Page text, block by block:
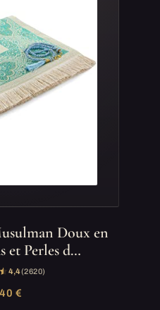
Doux en
et Perles d…
4,4(2 620)
€